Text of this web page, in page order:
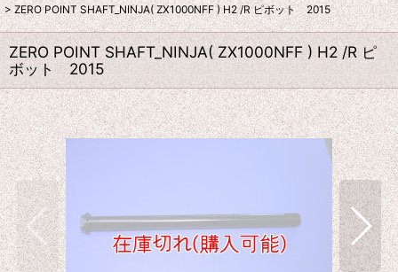
> ZERO POINT SHAFT_NINJA( ZX1000NFF ) H2 /R ピボット 2015
ZERO POINT SHAFT_NINJA( ZX1000NFF ) H2 /R ピ
ボット 2015